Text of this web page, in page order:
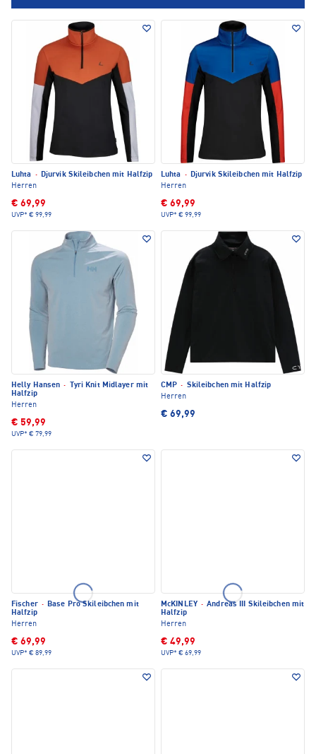
Luhta · Djurvik Skileibchen mit Halfzip
Herren
€ 69,99
UVP* € 99,99
Luhta · Djurvik Skileibchen mit Halfzip
Herren
€ 69,99
UVP* € 99,99
Helly Hansen ·
Tyri Knit Midlayer mit
Halfzip
Herren
€ 59,99
UVP* € 79,99
CMP · Skileibchen mit Halfzip
Herren
€ 69,99
Fischer · Base Pro Skileibchen mit
Halfzip
Herren
€ 69,99
UVP* € 89,99
McKINLEY · Andreas III Skileibchen mit
Halfzip
Herren
€ 49,99
UVP* € 69,99